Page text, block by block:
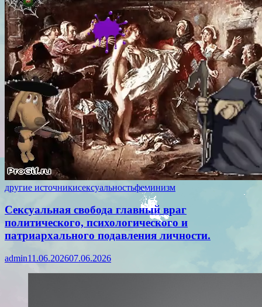
другие источникисексуальностьфеминизм
Сексуальная свобода главный враг
политического, психологического и
патриархального подавления личности.
admin11.06.202607.06.2026